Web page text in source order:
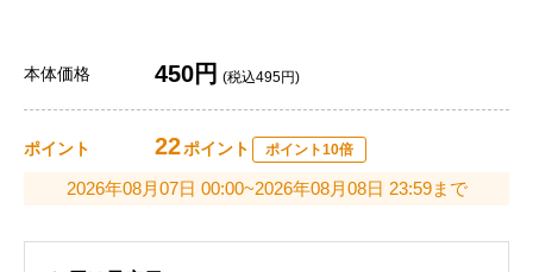
本体価格 450円 (税込495円)
ポイント 22ポイント ポイント10倍
2026年08月07日 00:00~2026年08月08日 23:59まで